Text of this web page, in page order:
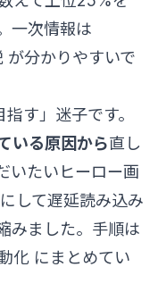
一次情報は
が分かりやすいで
す」迷子です。
いる原因から直し
いたいヒーロー画
して遅延読み込み
みました。手順は
化 にまとめてい